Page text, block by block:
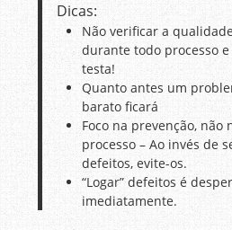
Dicas:
Não verificar a
durante todo processo
testa!
Quanto antes um
barato ficará
Foco na prevenção,
processo – Ao invés de
defeitos, evite-os.
“Logar” defeitos é
imediatamente.